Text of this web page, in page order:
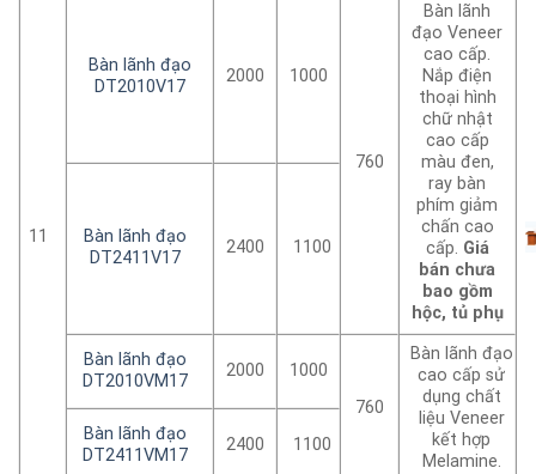
11
Bàn lãnh đạo
DT2010V17
2000 1000
760
Bàn lãnh
đạo Veneer
cao cấp.
Nắp điện
thoại hình
chữ nhật
cao cấp
màu đen,
ray bàn
phím giảm
chấn cao
cấp. Giá
bán chưa
bao gồm
hộc, tủ phụ
Bàn lãnh đạo
DT2411V17
2400 1100
Bàn lãnh đạo
DT2010VM17
2000
1000
760
Bàn lãnh đạo
cao cấp sử
dụng chất
liệu Veneer
kết hợp
Melamine.
Bàn lãnh đạo
DT2411VM17
2400 1100